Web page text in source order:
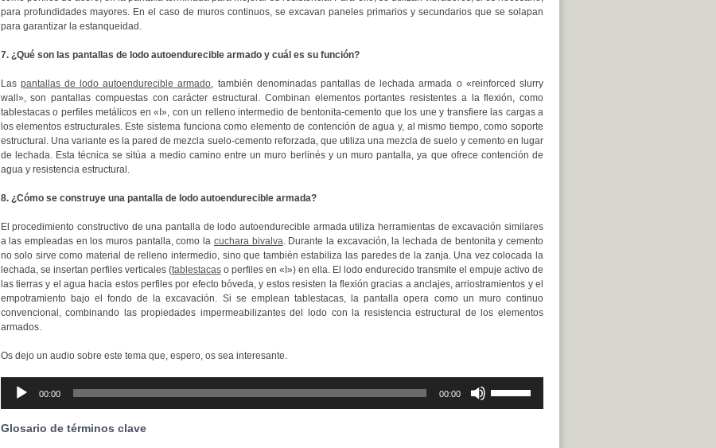
para profundidades mayores. En el caso de muros continuos, se excavan paneles primarios y secundarios que se solapan
para garantizar la estanqueidad.
7. ¿Qué son las pantallas de lodo autoendurecible armado y cuál es su función?
Las pantallas de lodo autoendurecible armado , también denominadas pantallas de lechada armada o «reinforced slurry
wall», son pantallas compuestas con carácter estructural. Combinan elementos portantes resistentes a la flexión, como
tablestacas o perfiles metálicos en «I», con un relleno intermedio de bentonita-cemento que los une y transfiere las cargas a
los elementos estructurales. Este sistema funciona como elemento de contención de agua y, al mismo tiempo, como soporte
estructural. Una variante es la pared de mezcla suelo-cemento reforzada, que utiliza una mezcla de suelo y cemento en lugar
de lechada. Esta técnica se sitúa a medio camino entre un muro berlinés y un muro pantalla, ya que ofrece contención de
agua y resistencia estructural.
8. ¿Cómo se construye una pantalla de lodo autoendurecible armada?
El procedimiento constructivo de una pantalla de lodo autoendurecible armada utiliza herramientas de excavación similares
a las empleadas en los muros pantalla, como la cuchara bivalva . Durante la excavación, la lechada de bentonita y cemento
no solo sirve como material de relleno intermedio, sino que también estabiliza las paredes de la zanja. Una vez colocada la
lechada, se insertan perfiles verticales (tablestacaso perfiles en «I») en ella. El lodo endurecido transmite el empuje activo de
las tierras y el agua hacia estos perfiles por efecto bóveda, y estos resisten la flexión gracias a anclajes, arriostramientos y el
empotramiento bajo el fondo de la excavación. Si se emplean tablestacas, la pantalla opera como un muro continuo
convencional, combinando las propiedades impermeabilizantes del lodo con la resistencia estructural de los elementos
armados.
Os dejo un audio sobre este tema que, espero, os sea interesante.
audio
00:00 00:00
las
teclas
Glosario de términos clave